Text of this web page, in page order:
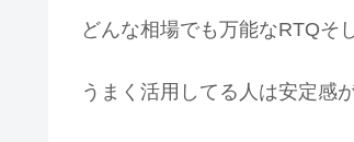
どんな相場でも万能なRTQそ
うまく活用してる人は安定感